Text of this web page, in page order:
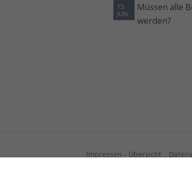
15
JUN
Müssen alle
werden?
Impressen - Übersicht